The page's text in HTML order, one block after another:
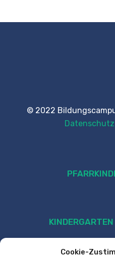
Cookie-
© 2022
Datenschutz